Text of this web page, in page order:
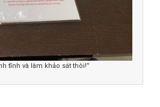
tĩnh và làm khảo sát thôi!”